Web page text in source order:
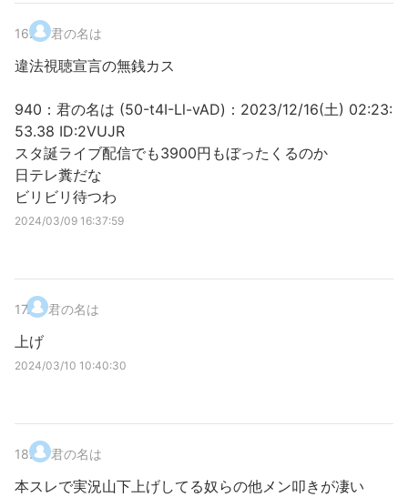
16. 君の名は
違法視聴宣言の無銭カス
940：君の名は (50-t4I-Ll-vAD)：2023/12/16(土) 02:23:
53.38 ID:2VUJR
スタ誕ライブ配信でも3900円もぼったくるのか
日テレ糞だな
ビリビリ待つわ
2024/03/09 16:37:59
17. 君の名は
上げ
2024/03/10 10:40:30
18. 君の名は
本スレで実況山下上げしてる奴らの他メン叩きが凄い